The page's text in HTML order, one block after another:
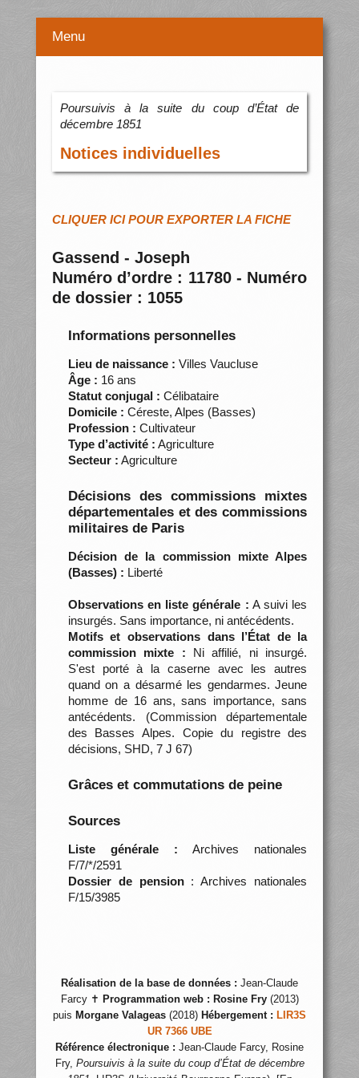
Menu
Poursuivis à la suite du coup d’État de
décembre 1851
Notices individuelles
CLIQUER ICI POUR EXPORTER LA FICHE
Gassend - Joseph
Numéro d’ordre : 11780 - Numéro
de dossier : 1055
Informations personnelles
Lieu de naissance : Villes Vaucluse
Âge : 16 ans
Statut conjugal : Célibataire
Domicile : Céreste, Alpes (Basses)
Profession : Cultivateur
Type d’activité : Agriculture
Secteur : Agriculture
Décisions des commissions mixtes
départementales et des commissions
militaires de Paris
Décision de la commission mixte Alpes
(Basses) : Liberté
Observations en liste générale : A suivi les
insurgés. Sans importance, ni antécédents.
Motifs et observations dans l’État de la
commission mixte : Ni affilié, ni insurgé.
S'est porté à la caserne avec les autres
quand on a désarmé les gendarmes. Jeune
homme de 16 ans, sans importance, sans
antécédents. (Commission départementale
des Basses Alpes. Copie du registre des
décisions, SHD, 7 J 67)
Grâces et commutations de peine
Sources
Liste générale : Archives nationales
F/7/*/2591
Dossier de pension: Archives nationales
F/15/3985
Réalisation de la base de données : Jean-Claude
Farcy ✝ Programmation web : Rosine Fry(2013)
puis Morgane Valageas (2018) Hébergement : LIR3S
UR 7366 UBE
Référence électronique : Jean-Claude Farcy, Rosine
Fry, Poursuivis à la suite du coup d’État de décembre